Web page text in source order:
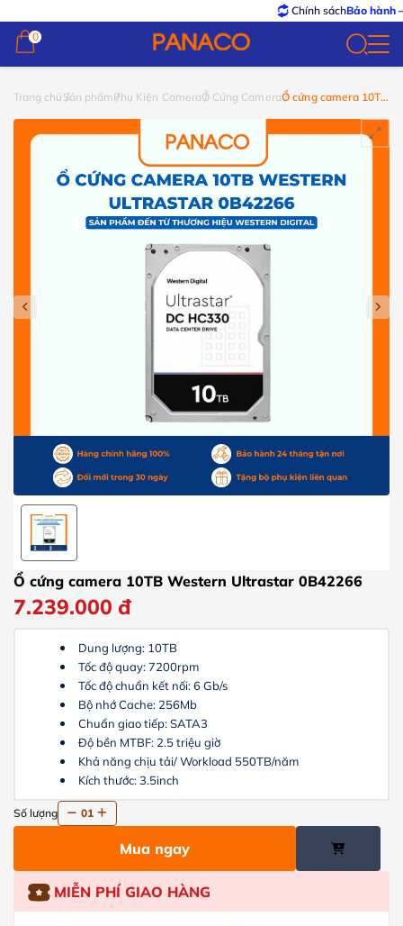
Chính sáchBảo hành – Đổi trả
0
0
Trang chủ Sản phẩmPhụ Kiện CameraỔ Cứng CameraỔ cứng camera 10TB
Ổ cứng camera 10TB Western Ultrastar 0B42266
7.239.000 đ
Dung lượng: 10TB
Tốc độ quay: 7200rpm
Tốc độ chuẩn kết nối: 6 Gb/s
Bộ nhớ Cache: 256Mb
Chuẩn giao tiếp: SATA3
Độ bền MTBF: 2.5 triệu giờ
Khả năng chịu tải/ Workload 550TB/năm
Kích thước: 3.5inch
Số lượng 01
Mua ngay
MIỄN PHÍ GIAO HÀNG